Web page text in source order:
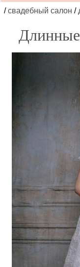
/свадебный салон /
Длинные